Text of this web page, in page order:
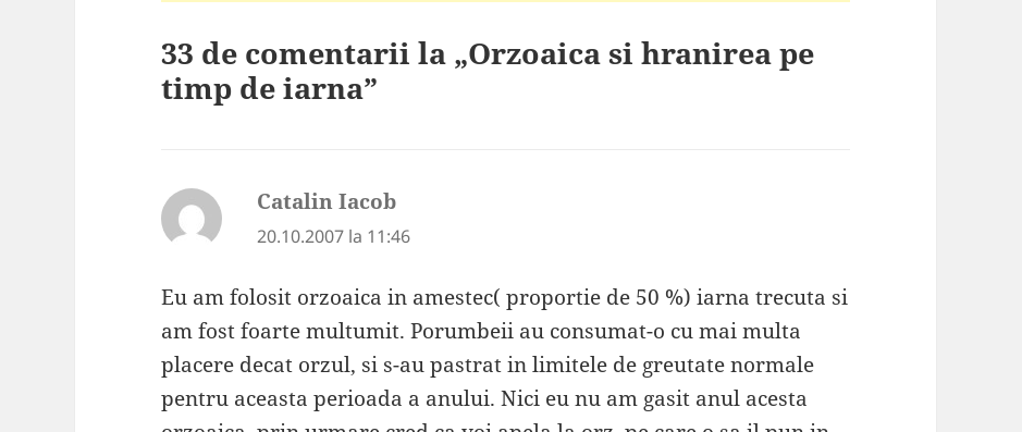
33 de comentarii la „Orzoaica si hranirea pe
timp de iarna”
Catalin Iacob
20.10.2007 la 11:46
Eu am folosit orzoaica in amestec( proportie de 50 %) iarna trecuta si
am fost foarte multumit. Porumbeii au consumat-o cu mai multa
placere decat orzul, si s-au pastrat in limitele de greutate normale
pentru aceasta perioada a anului. Nici eu nu am gasit anul acesta